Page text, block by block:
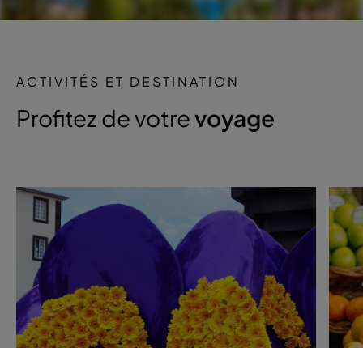
ACTIVITÉS ET DESTINATION
Profitez de votrevoyage